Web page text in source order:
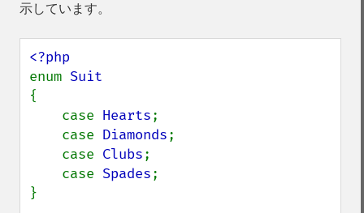
示しています。
enum
{
    case
Hearts;
    case
Diamonds;
    case
Clubs;
    case
Spades;
}